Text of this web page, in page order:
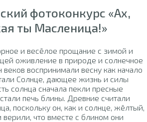
фотоконкурс «Ах,
ты Масленица!»
и весёлое прощание с зимой и
оживление в природе и солнечное
воспринимали весну как начало
Солнце, дающее жизнь и силы
солнца сначала пекли пресные
печь блины. Древние считали
поскольку он, как и солнце, жёлтый,
верили, что вместе с блином они